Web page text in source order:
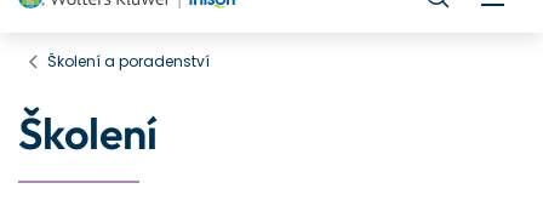
Školení a poradenství
Školení